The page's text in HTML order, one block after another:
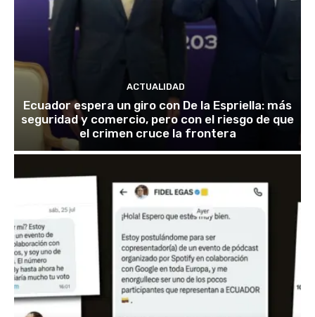
ACTUALIDAD
Ecuador espera un giro con De la Espriella: más
seguridad y comercio, pero con el riesgo de que
el crimen cruce la frontera